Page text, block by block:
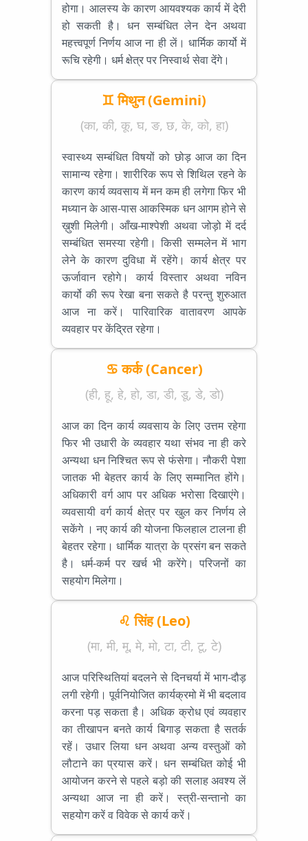
होगा। आलस्य के कारण आयवश्यक कार्य में देरी
हो सकती है। धन सम्बंधित लेन देन अथवा
महत्त्वपूर्ण निर्णय आज ना ही लें। धार्मिक कार्यो में
रूचि रहेगी। धर्म क्षेत्र पर निस्वार्थ सेवा देंगे।
♊ मिथुन (Gemini)
(का, की, कू, घ, ङ, छ, के, को, हा)
स्वास्थ्य सम्बंधित विषयों को छोड़ आज का दिन
सामान्य रहेगा। शारीरिक रूप से शिथिल रहने के
कारण कार्य व्यवसाय में मन कम ही लगेगा फिर भी
मध्यान के आस-पास आकस्मिक धन आगम होने से
ख़ुशी मिलेगी। आँख-माश्पेशी अथवा जोड़ो में दर्द
सम्बंधित समस्या रहेगी। किसी सम्मलेन में भाग
लेने के कारण दुविधा में रहेंगे। कार्य क्षेत्र पर
ऊर्जावान रहोगे। कार्य विस्तार अथवा नविन
कार्यो की रूप रेखा बना सकते है परन्तु शुरुआत
आज ना करें। पारिवारिक वातावरण आपके
व्यवहार पर केंद्रित रहेगा।
♋ कर्क (Cancer)
(ही, हू, हे, हो, डा, डी, डू, डे, डो)
आज का दिन कार्य व्यवसाय के लिए उत्तम रहेगा
फिर भी उधारी के व्यवहार यथा संभव ना ही करे
अन्यथा धन निश्चित रूप से फंसेगा। नौकरी पेशा
जातक भी बेहतर कार्य के लिए सम्मानित होंगे।
अधिकारी वर्ग आप पर अधिक भरोसा दिखाएंगे।
व्यवसायी वर्ग कार्य क्षेत्र पर खुल कर निर्णय ले
सकेंगे । नए कार्य की योजना फिलहाल टालना ही
बेहतर रहेगा। धार्मिक यात्रा के प्रसंग बन सकते
है। धर्म-कर्म पर खर्च भी करेंगे। परिजनों का
सहयोग मिलेगा।
♌ सिंह (Leo)
(मा, मी, मू, मे, मो, टा, टी, टू, टे)
आज परिस्थितियां बदलने से दिनचर्या में भाग-दौड़
लगी रहेगी। पूर्वनियोजित कार्यक्रमो में भी बदलाव
करना पड़ सकता है। अधिक क्रोध एवं व्यवहार
का तीखापन बनते कार्य बिगाड़ सकता है सतर्क
रहें। उधार लिया धन अथवा अन्य वस्तुओं को
लौटाने का प्रयास करें। धन सम्बंधित कोई भी
आयोजन करने से पहले बड़ो की सलाह अवश्य लें
अन्यथा आज ना ही करें। स्त्री-सन्तानो का
सहयोग करें व विवेक से कार्य करें।